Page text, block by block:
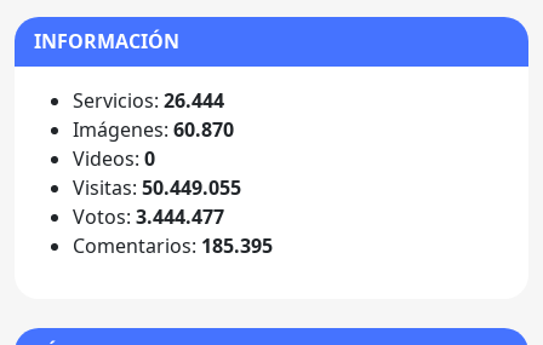
INFORMACIÓN
Servicios: 26.444
Imágenes: 60.870
Videos: 0
Visitas: 50.449.055
Votos: 3.444.477
Comentarios: 185.395